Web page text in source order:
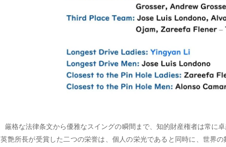
厳格な法律条文から優雅なスイングの瞬間まで、知的財産権者は常に
英艶所長が受賞した二つの栄誉は、個人の栄光であると同時に、世界